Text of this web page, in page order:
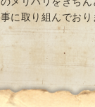
メリハリをきちん
に取り組んでおり